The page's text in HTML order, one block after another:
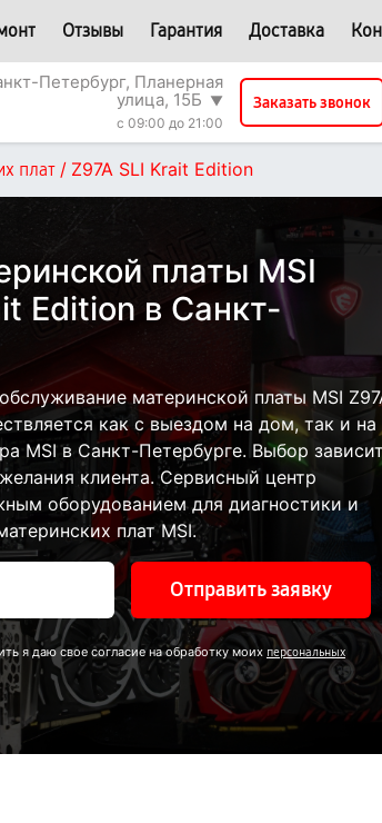
Отзывы Гарантия Доставка
Петербург, Планерная
улица, 15Б ▼
c 09:00 до 21:00
Заказать звонок
плат / Z97A SLI Krait Edition
платы MSI
Edition в Санкт-
материнской платы MSI
как с выездом на дом, так и на
MSI в Санкт-Петербурге. Выбор зависит
клиента. Сервисный центр
оборудованием для диагностики и
плат MSI.
Отправить заявку
я даю свое согласие на обработку моих персональных